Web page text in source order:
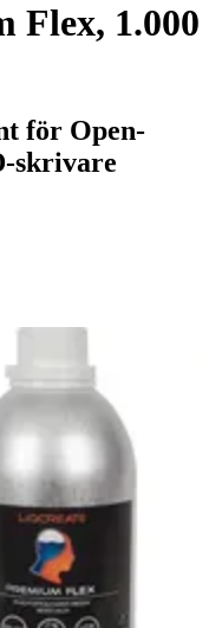
Flex, 1.000
för Open-
skrivare